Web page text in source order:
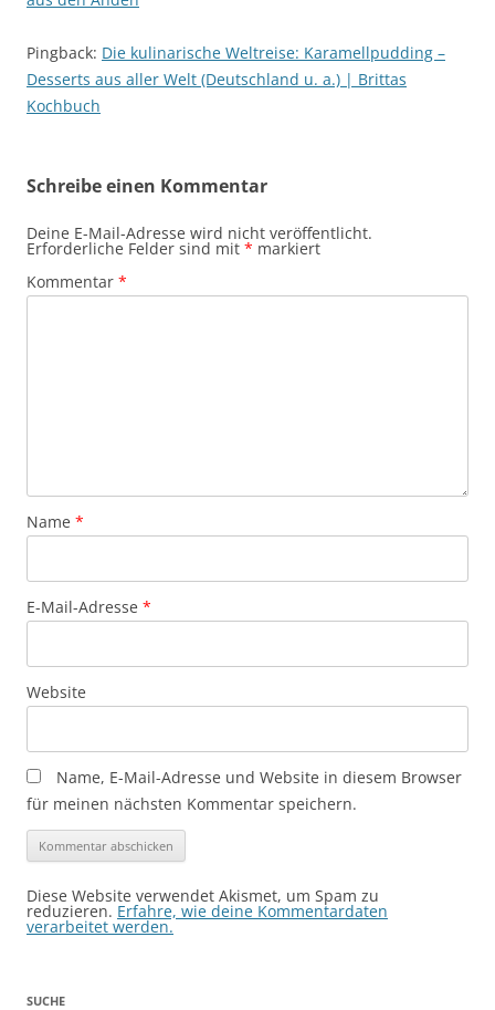
Pingback: Die kulinarische Weltreise: Karamellpudding –
Desserts aus aller Welt (Deutschland u. a.) | Brittas
Kochbuch
Schreibe einen Kommentar
Deine E-Mail-Adresse wird nicht veröffentlicht.
Erforderliche Felder sind mit * markiert
Kommentar *
Name *
E-Mail-Adresse *
Website
Name, E-Mail-Adresse und Website in diesem Browser
für meinen nächsten Kommentar speichern.
Diese Website verwendet Akismet, um Spam zu
reduzieren. Erfahre, wie deine Kommentardaten
verarbeitet werden.
SUCHE